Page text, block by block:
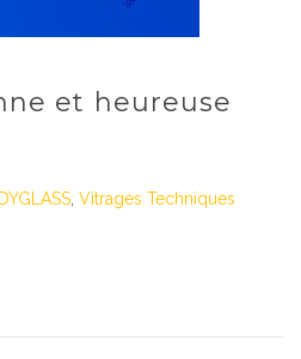
et heureuse
Vitrages Techniques